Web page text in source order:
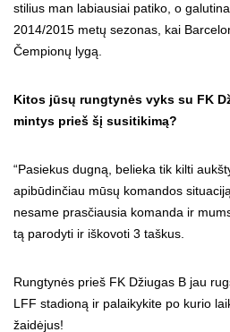
stilius man labiausiai patiko, o
2014/2015 metų sezonas, kai
Čempionų lygą.
Kitos jūsų rungtynės vyks su FK
mintys prieš šį susitikimą?
“Pasiekus dugną, belieka tik kilti
apibūdinčiau mūsų komandos
nesame prasčiausia komanda ir
tą parodyti ir iškovoti 3 taškus.
Rungtynės prieš FK Džiugas B jau
LFF stadioną ir palaikykite po kurio
žaidėjus!